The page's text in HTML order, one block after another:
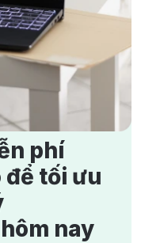
doanh từ năm
phí
để tối ưu
nay